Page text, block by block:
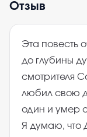
Отзыв
Эта повесть
до глубины
смотрителя
любил свою
один и умер
Я думаю, что